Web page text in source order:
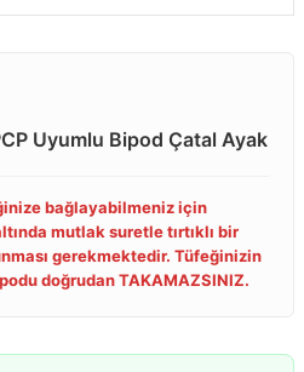
Uyumlu Bipod Çatal Ayak
bağlayabilmeniz için
mutlak suretle tırtıklı bir
gerekmektedir. Tüfeğinizin
doğrudan TAKAMAZSINIZ.